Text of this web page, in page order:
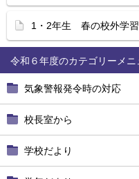
令和６年度
気象警報発令時の対応
校長室から
学校だより
1・2年生 春の校外学習